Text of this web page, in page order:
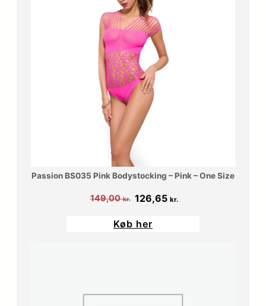
Passion BS035 Pink Bodystocking – Pink – One Size
149,00kr.
Den
pris
126,65 kr.
Køb her